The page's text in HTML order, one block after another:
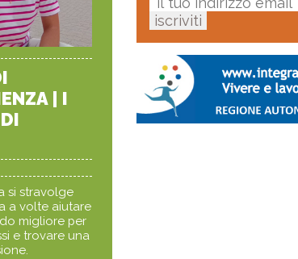
| I
si stravolge
a volte aiutare
migliore per
e trovare una